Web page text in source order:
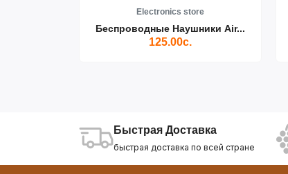
Electronics store
Беспроводные Наушники Air...
125.00с.
Быстрая Доставка
быстрая доставка по всей стране